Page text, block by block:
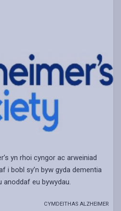
yn rhoi cyngor ac arweiniad
i bobl sy’n byw gyda dementia
eu bywydau.
CYMDEITHAS ALZHEIMER